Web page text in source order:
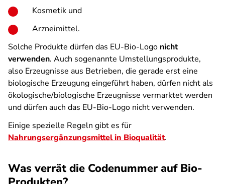
Kosmetik und
Arzneimittel.
Solche Produkte dürfen das EU-Bio-Logo nicht
verwenden. Auch sogenannte Umstellungsprodukte,
also Erzeugnisse aus Betrieben, die gerade erst eine
biologische Erzeugung eingeführt haben, dürfen nicht als
ökologische/biologische Erzeugnisse vermarktet werden
und dürfen auch das EU-Bio-Logo nicht verwenden.
Einige spezielle Regeln gibt es für
Nahrungsergänzungsmittel in Bioqualität.
Was verrät die Codenummer auf Bio-